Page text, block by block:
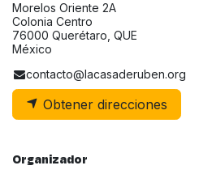
Morelos Oriente 2A
Colonia Centro
76000 Querétaro, QUE
México
contacto@lacasaderuben.org
Obtener direcciones
Organizador